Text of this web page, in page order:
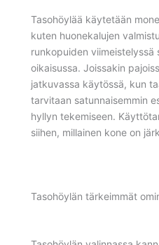
Tasohöylää käytetään
kuten huonekalujen
runkopuiden viimeistelyssä
oikaisussa. Joissakin
jatkuvassa käytössä, kun
tarvitaan satunnaisemmin
hyllyn tekemiseen.
siihen, millainen kone on
Tasohöylän tärkeimmät